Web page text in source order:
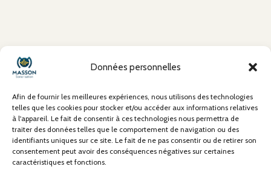
Données personnelles
Afin de fournir les meilleures expériences, nous utilisons des technologies
telles que les cookies pour stocker et/ou accéder aux informations relatives
à l'appareil. Le fait de consentir à ces technologies nous permettra de
traiter des données telles que le comportement de navigation ou des
identifiants uniques sur ce site. Le fait de ne pas consentir ou de retirer son
consentement peut avoir des conséquences négatives sur certaines
caractéristiques et fonctions.
Mentions Légales
Politique de confidentialité
Politique de cookies
Contact